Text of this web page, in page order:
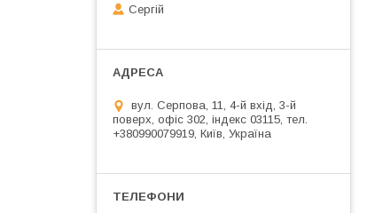
Сергій
вул. Серпова, 11, 4-й вхід, 3-й
поверх, офіс 302, індекс 03115, тел.
+380990079919, Київ, Україна